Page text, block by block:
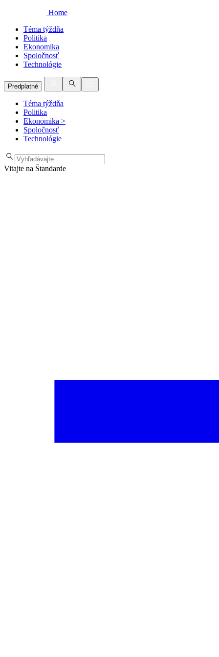
Home
Téma týždňa
Politika
Ekonomika
Spoločnosť
Technológie
Predplatné
Téma týždňa
Politika
Ekonomika >
Spoločnosť
Technológie
Vitajte na Štandarde